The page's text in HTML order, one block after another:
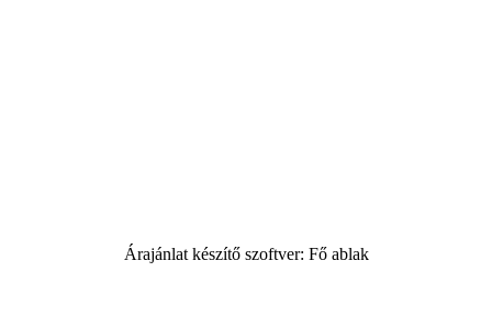
Árajánlat készítő szoftver: Fő ablak